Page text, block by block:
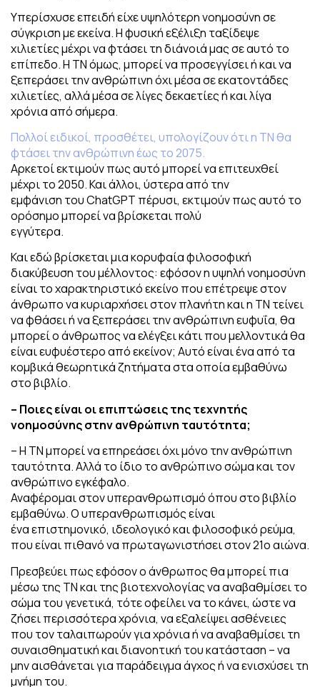
Υπερίσχυσε επειδή είχε υψηλότερη νοημοσύνη σε
σύγκριση με εκείνα. Η φυσική εξέλιξη ταξίδεψε
χιλιετίες μέχρι να φτάσει τη διάνοιά μας σε αυτό το
επίπεδο. Η ΤΝ όμως, μπορεί να προσεγγίσει ή και να
ξεπεράσει την ανθρώπινη όχι μέσα σε εκατοντάδες
χιλιετίες, αλλά μέσα σε λίγες δεκαετίες ή και λίγα
χρόνια από σήμερα.
Πολλοί ειδικοί, προσθέτει, υπολογίζουν ότι η ΤΝ θα
φτάσει την ανθρώπινη έως το 2075.
Αρκετοί εκτιμούν πως αυτό μπορεί να επιτευχθεί
μέχρι το 2050. Και άλλοι, ύστερα από την
εμφάνιση του ChatGPT πέρυσι, εκτιμούν πως αυτό το
ορόσημο μπορεί να βρίσκεται πολύ
εγγύτερα.
Και εδώ βρίσκεται μια κορυφαία φιλοσοφική
διακύβευση του μέλλοντος: εφόσον η υψηλή νοημοσύνη
είναι το χαρακτηριστικό εκείνο που επέτρεψε στον
άνθρωπο να κυριαρχήσει στον πλανήτη και η ΤΝ τείνει
να φθάσει ή να ξεπεράσει την ανθρώπινη ευφυΐα, θα
μπορεί ο άνθρωπος να ελέγξει κάτι που μελλοντικά θα
είναι ευφυέστερο από εκείνον; Αυτό είναι ένα από τα
κομβικά θεωρητικά ζητήματα στα οποία εμβαθύνω
στο βιβλίο.
– Ποιες είναι οι επιπτώσεις της τεχνητής
νοημοσύνης στην ανθρώπινη ταυτότητα;
– Η ΤΝ μπορεί να επηρεάσει όχι μόνο την ανθρώπινη
ταυτότητα. Αλλά το ίδιο το ανθρώπινο σώμα και τον
ανθρώπινο εγκέφαλο.
Αναφέρομαι στον υπερανθρωπισμό όπου στο βιβλίο
εμβαθύνω. Ο υπερανθρωπισμός είναι
ένα επιστημονικό, ιδεολογικό και φιλοσοφικό ρεύμα,
που είναι πιθανό να πρωταγωνιστήσει στον 21ο αιώνα.
Πρεσβεύει πως εφόσον ο άνθρωπος θα μπορεί πια
μέσω της ΤΝ και της βιοτεχνολογίας να αναβαθμίσει το
σώμα του γενετικά, τότε οφείλει να το κάνει, ώστε να
ζήσει περισσότερα χρόνια, να εξαλείψει ασθένειες
που τον ταλαιπωρούν για χρόνια ή να αναβαθμίσει τη
συναισθηματική και διανοητική του κατάσταση – να
μην αισθάνεται για παράδειγμα άγχος ή να ενισχύσει τη
μνήμη του.